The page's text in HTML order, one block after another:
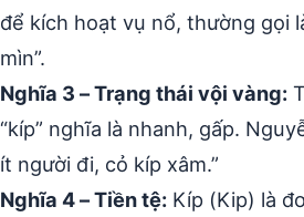
để kích hoạt vụ nổ, thường gọi
mìn”.
Nghĩa 3 – Trạng thái vội vàng:
“kíp” nghĩa là nhanh, gấp.
ít người đi, cỏ kíp xâm.”
Nghĩa 4 – Tiền tệ: Kíp (Kip) là